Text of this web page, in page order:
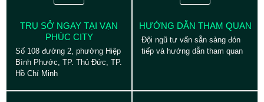
TRỤ SỞ NGAY TẠI VẠN
PHÚC CITY
Số 108 đường 2, phường Hiệp
Bình Phước, TP. Thủ Đức, TP.
Hồ Chí Minh
HƯỚNG DẪN THAM QUAN
Đội ngũ tư vấn sẵn sàng đón
tiếp và hướng dẫn tham quan